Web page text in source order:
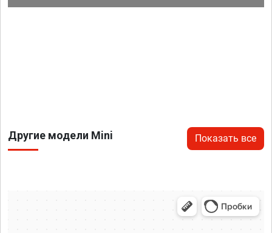
Другие модели Mini Показать все